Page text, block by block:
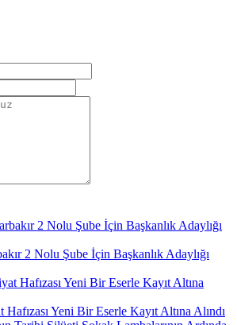
2 Nolu Şube İçin Başkanlık Adaylığı
Hafızası Yeni Bir Eserle Kayıt Altına Alındı